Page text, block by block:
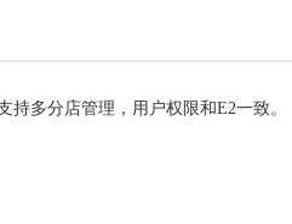
持多分店管理，用户权限和E2一致。